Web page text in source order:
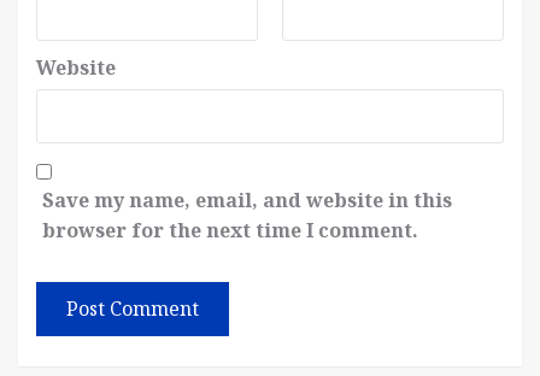
Website
Save my name, email, and website in this
browser for the next time I comment.